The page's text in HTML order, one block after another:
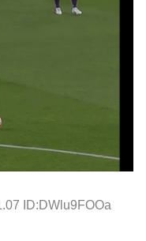
ID:DWlu9FOOa